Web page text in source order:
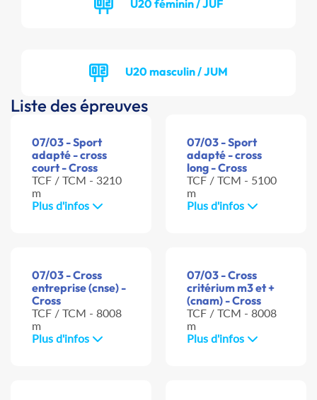
U20 féminin / JUF
U20 masculin / JUM
Liste des épreuves
07/03 - Sport
adapté - cross
court - Cross
TCF / TCM - 3210
m
Plus d'infos
07/03 - Sport
adapté - cross
long - Cross
TCF / TCM - 5100
m
Plus d'infos
07/03 - Cross
entreprise (cnse) -
Cross
TCF / TCM - 8008
m
Plus d'infos
07/03 - Cross
critérium m3 et +
(cnam) - Cross
TCF / TCM - 8008
m
Plus d'infos